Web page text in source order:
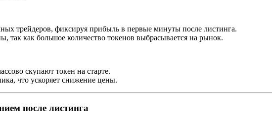
трейдеров, фиксируя прибыль в первые минуты после листинга.
так как большое количество токенов выбрасывается на рынок.
скупают токен на старте.
что ускоряет снижение цены.
после листинга